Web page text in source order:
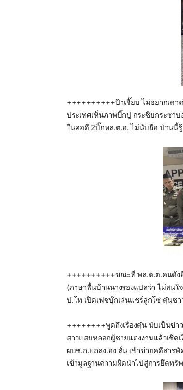
++++++++++ป้าเจี๊ยบ ไม่อยากเดา
ประเทศเห็นภาพบิ๊กปู กระซิบกระซา
ในคอดี 2บิ๊กพล.ต.อ. ไม่นับถือ ป่านนี้รู้
++++++++++ขณะที่ พล.ต.ต.คนดัง
(ภาษาพื้นบ้านนางรองแปลว่า ไม่สนใ
ป.โท เปิดเฟซบุ๊กเล่นแชร์ลูกโซ่ ตุ๋นช
++++++++พูดถึงเรื่องตุ๋น นับเป็นข่า
สาวแสบหลอกผู้ชายแต่งงานแล้วเชิ
ผบช.ก.แถลงเอง ลั่น เข้าข่ายคดีสาร
เข้ามูลฐานความผิดนำไปสู่การยึดทรั